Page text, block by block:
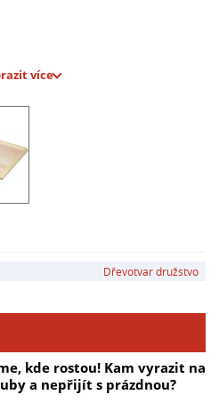
více
Dřevotvar družstvo
kde rostou! Kam vyrazit na
a nepřijít s prázdnou?